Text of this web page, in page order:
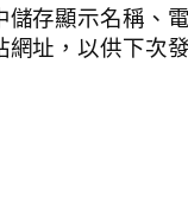
儲存顯示名稱、
網址，以供下次